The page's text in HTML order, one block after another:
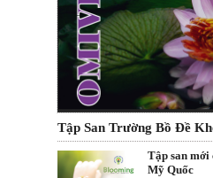
Tập San Trường Bồ Đề
Tập san
Mỹ Quốc